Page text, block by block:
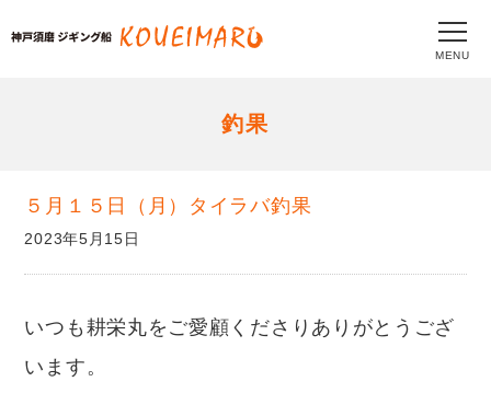
MENU
釣果
５月１５日（月）タイラバ釣果
2023年5月15日
いつも耕栄丸をご愛顧くださりありがとうござ
います。